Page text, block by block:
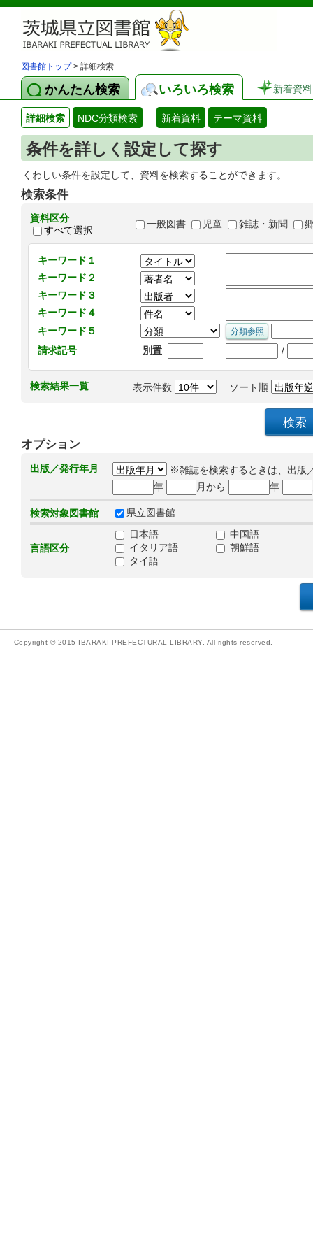
図書館トップ> 詳細検索
かんたん検索 いろいろ検索 新着資料
詳細検索 NDC分類検索 新着資料 テーマ資料
条件を詳しく設定して探す
くわしい条件を設定して、資料を検索することができます。
検索条件
資料区分
すべて選択
一般図書 児童 雑誌・新聞
キーワード１
キーワード２
キーワード３
キーワード４
キーワード５
請求記号
別置 /
検索結果一覧 表示件数 ソート順
オプション
出版／発行年月
※雑誌を検索するときは、出版
年
月から 年
検索対象図書館 県立図書館
言語区分
日本語
中国語
イタリア語
朝鮮語
タイ語
Copyright © 2015-IBARAKI PREFECTURAL LIBRARY. All rights reserved.